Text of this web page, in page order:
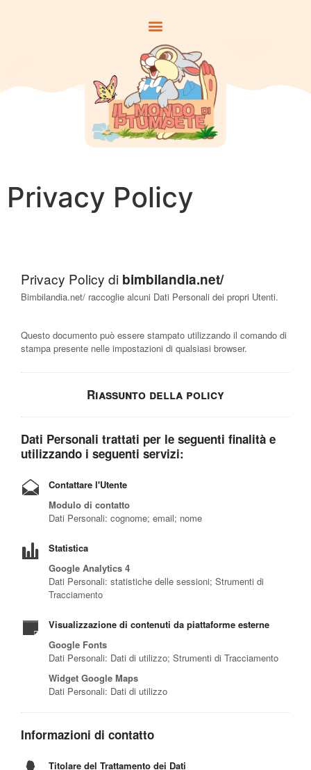
Privacy Policy
Privacy Policy di bimbilandia.net/
Bimbilandia.net/ raccoglie alcuni Dati Personali dei propri Utenti.
Questo documento può essere stampato utilizzando il comando di
stampa presente nelle impostazioni di qualsiasi browser.
Riassunto della policy
Dati Personali trattati per le seguenti finalità e
utilizzando i seguenti servizi:
Contattare l'Utente
Modulo di contatto
Dati Personali: cognome; email; nome
Statistica
Google Analytics 4
Dati Personali: statistiche delle sessioni; Strumenti di
Tracciamento
Visualizzazione di contenuti da piattaforme esterne
Google Fonts
Dati Personali: Dati di utilizzo; Strumenti di Tracciamento
Widget Google Maps
Dati Personali: Dati di utilizzo
Informazioni di contatto
Titolare del Trattamento dei Dati